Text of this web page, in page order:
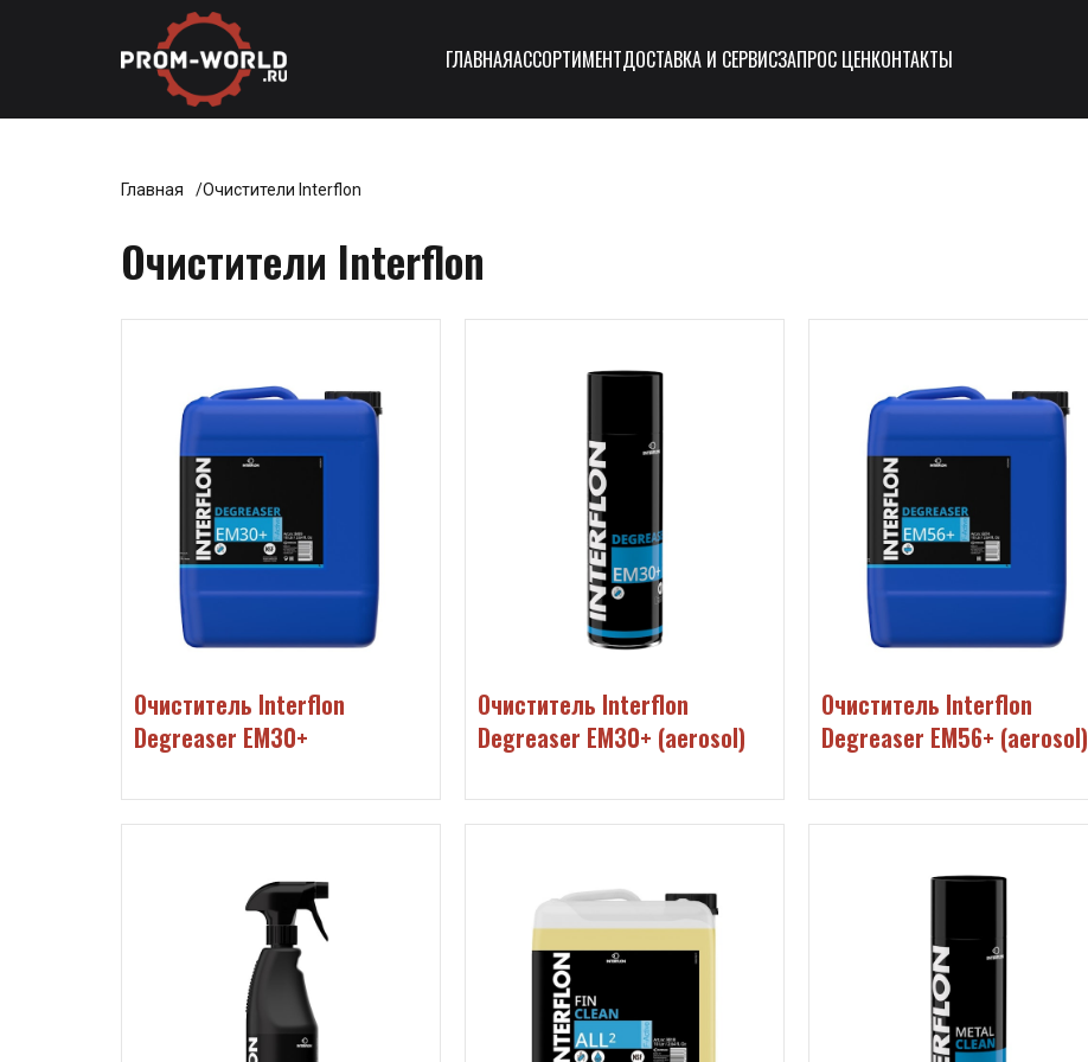
ГЛАВНАЯАССОРТИМЕНТДОСТАВКА И СЕРВИСЗАПРОС ЦЕНКОНТАКТЫ
Главная Очистители Interflon
Очистители Interflon
Очиститель Interflon
Degreaser EM30+
Очиститель Interflon
Degreaser EM30+ (aerosol)
Очиститель Interflon
Degreaser EM56+ (aerosol)